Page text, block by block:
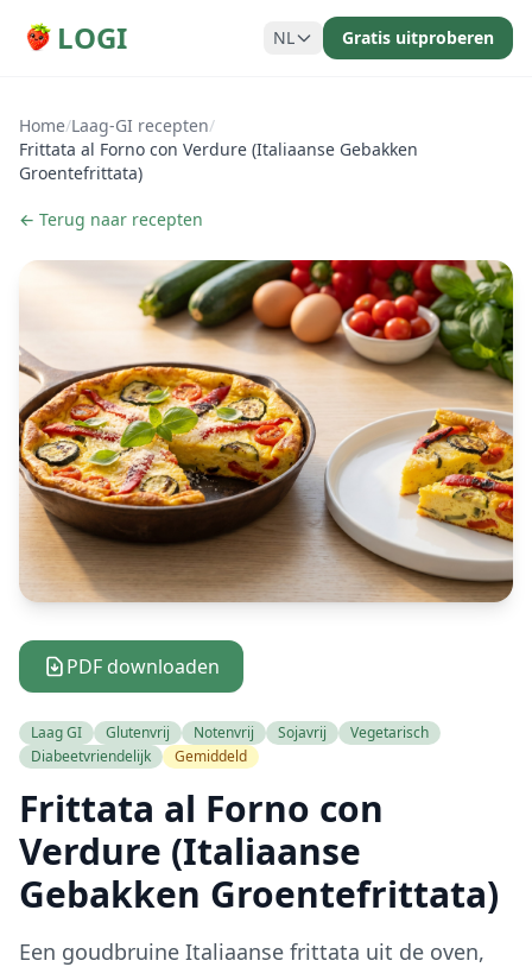
LOGI NL Gratis uitproberen
Home/Laag-GI recepten/
Frittata al Forno con Verdure (Italiaanse Gebakken
Groentefrittata)
← Terug naar recepten
PDF downloaden
Laag GI Glutenvrij Notenvrij Sojavrij
Vegetarisch
Diabeetvriendelijk
Gemiddeld
Frittata al Forno con
Verdure (Italiaanse
Gebakken Groentefrittata)
Een goudbruine Italiaanse frittata uit de oven,